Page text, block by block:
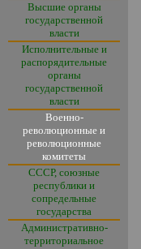
Высшие органы
государственной
власти
Исполнительные и
распорядительные
органы
государственной
власти
Военно-
революционные и
революционные
комитеты
СССР, союзные
республики и
сопредельные
государства
Административно-
территориальное